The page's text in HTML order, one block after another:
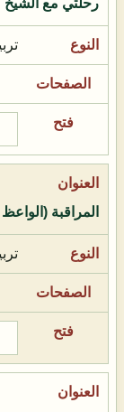
المراقبة